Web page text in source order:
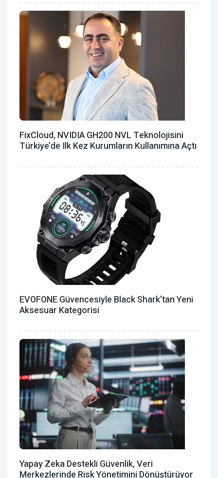
FixCloud, NVIDIA GH200 NVL Teknolojisini
Türkiye’de Ilk Kez Kurumların Kullanımına Açtı
EVOFONE Güvencesiyle Black Shark’tan Yeni
Aksesuar Kategorisi
Yapay Zeka Destekli Güvenlik, Veri
Merkezlerinde Risk Yönetimini Dönüştürüyor